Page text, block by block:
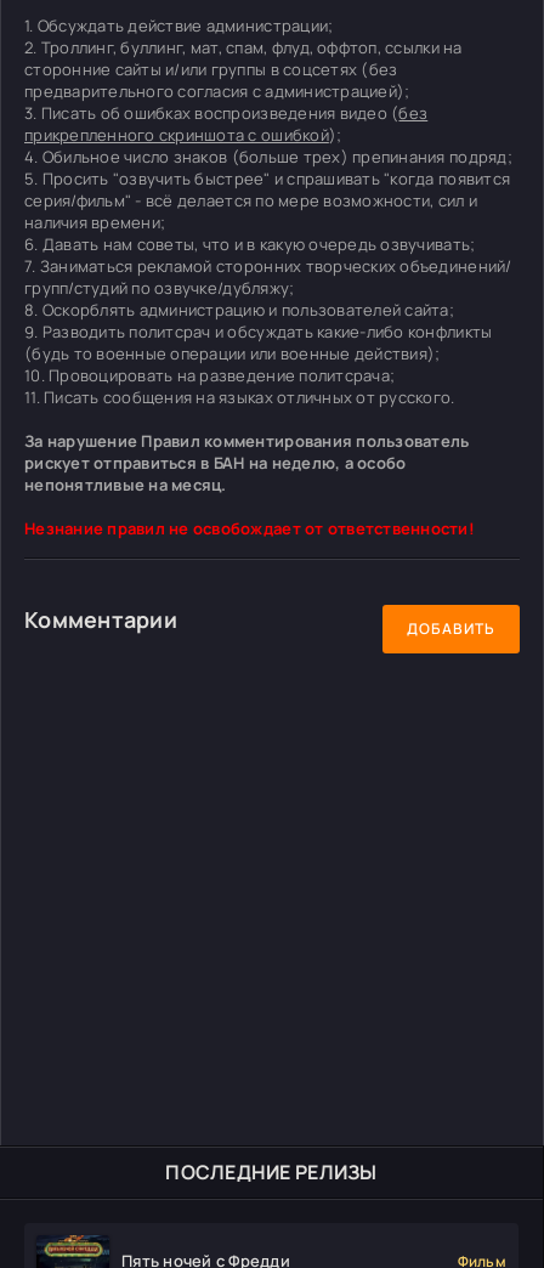
ПОСЛЕДНИЕ РЕЛИЗЫ
Пять ночей с Фредди
Фильм
1. Обсуждать действие администрации;
2. Троллинг, буллинг, мат, спам, флуд, оффтоп, ссылки на
сторонние сайты и/или группы в соцсетях (без
предварительного согласия с администрацией);
3. Писать об ошибках воспроизведения видео (без
прикрепленного скриншота с ошибкой);
4. Обильное число знаков (больше трех) препинания подряд;
5. Просить "озвучить быстрее" и спрашивать "когда появится
серия/фильм" - всё делается по мере возможности, сил и
наличия времени;
6. Давать нам советы, что и в какую очередь озвучивать;
7. Заниматься рекламой сторонних творческих объединений/
групп/студий по озвучке/дубляжу;
8. Оскорблять администрацию и пользователей сайта;
9. Разводить политсрач и обсуждать какие-либо конфликты
(будь то военные операции или военные действия);
10. Провоцировать на разведение политсрача;
11. Писать сообщения на языках отличных от русского.
За нарушение Правил комментирования пользователь
рискует отправиться в БАН на неделю, а особо
непонятливые на месяц.
Незнание правил не освобождает от ответственности!
Комментарии ДОБАВИТЬ